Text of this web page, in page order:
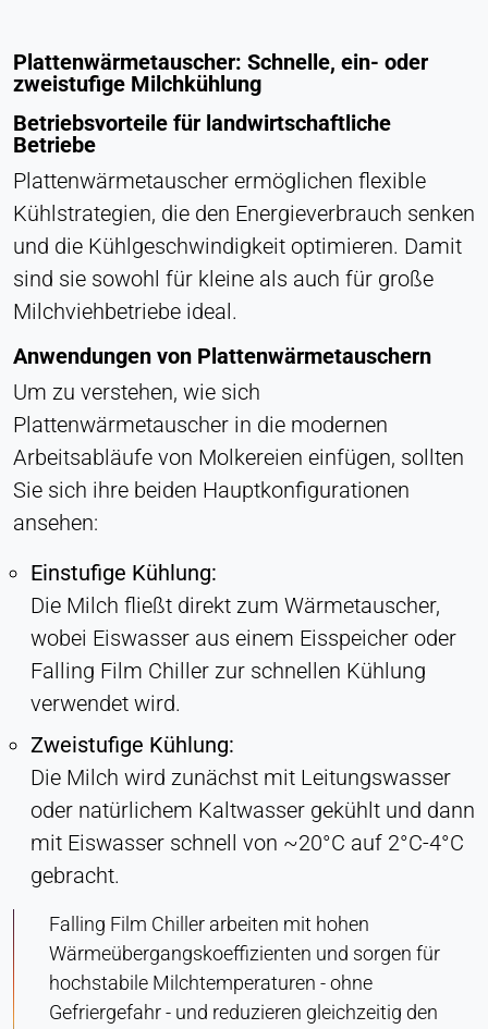
Plattenwärmetauscher: Schnelle, ein- oder
zweistufige Milchkühlung
Betriebsvorteile für landwirtschaftliche
Betriebe
Plattenwärmetauscher ermöglichen flexible
Kühlstrategien, die den Energieverbrauch senken
und die Kühlgeschwindigkeit optimieren. Damit
sind sie sowohl für kleine als auch für große
Milchviehbetriebe ideal.
Anwendungen von Plattenwärmetauschern
Um zu verstehen, wie sich
Plattenwärmetauscher in die modernen
Arbeitsabläufe von Molkereien einfügen, sollten
Sie sich ihre beiden Hauptkonfigurationen
ansehen:
Einstufige Kühlung:
Die Milch fließt direkt zum Wärmetauscher,
wobei Eiswasser aus einem Eisspeicher oder
Falling Film Chiller zur schnellen Kühlung
verwendet wird.
Zweistufige Kühlung:
Die Milch wird zunächst mit Leitungswasser
oder natürlichem Kaltwasser gekühlt und dann
mit Eiswasser schnell von ~20°C auf 2°C-4°C
gebracht.
Falling Film Chiller arbeiten mit hohen
Wärmeübergangskoeffizienten und sorgen für
hochstabile Milchtemperaturen - ohne
Gefriergefahr - und reduzieren gleichzeitig den